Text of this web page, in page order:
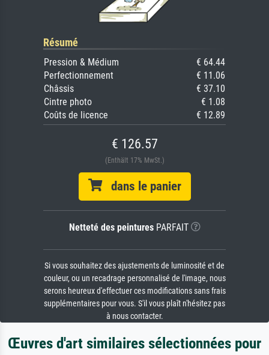
Résumé
Pression & Médium
€ 64.44
Perfectionnement
€ 11.06
Châssis
€ 37.10
Cintre photo
€ 1.08
Coûts de licence
€ 12.89
€ 126.57
(Enthält 17% MwSt.)
dans le panier
Netteté des peinturesPARFAIT
Si vous souhaitez des ajustements de luminosité et de
couleur, ou un recadrage personnalisé de l'image, nous
serons heureux d'effectuer ces modifications sans frais
supplémentaires pour vous. S'il vous plaît n'hésitez pas
à nous contacter.
Œuvres d'art similaires sélectionnées pour